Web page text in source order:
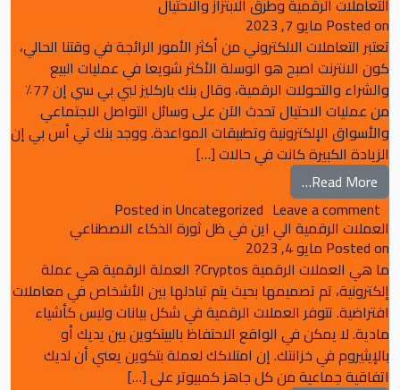
التعاملات الرقمية وطرق الابتزاز والاحتيال
Posted on مايو 7, 2023
تعتبر التعاملات الالكتروني من أكثر الأمور الرائجة في وقتنا الحالي،
كون الانترنت اصبح هو الوسلة الأكثر شويعا في عمليات البيع
والشراء والتحولات الرقمية، وقال بنك باركليز لبي بي سي إن 77٪
من عمليات الاحتيال تحدث الآن على وسائل التواصل الاجتماعي
والأسواق الإلكترونية وتطبيقات المواعدة. ووجد بنك تي أس بي إن
الزيادة الكبيرة كانت في حالات […]
Read More… from التعاملات الرقمية وطرق الابتزاز والاحتيال
Posted inUncategorized Leave a comment
العملات الرقمية الي اين في ظل ثورة الذكاء الاصطناعي
Posted on مايو 4, 2023
ما هي العملات الرقمية Cryptos? العملة الرقمية هي عملة
إلكترونية، تم تصميمها بحيث يتم تبادلها بين الأشخاص في معاملات
افتراضية. تتوفر العملات الرقمية في شكل بيانات وليس كأشياء
مادية. لا يمكن في الواقع الاحتفاظ بالبيتكوين بين يديك أو
بالإيثيروم في خزانتك. إن امتلاكك لعملة بتكوين يعني أن لديك
اتفاقية جماعية من كل جاهز كمبيوتر على […]